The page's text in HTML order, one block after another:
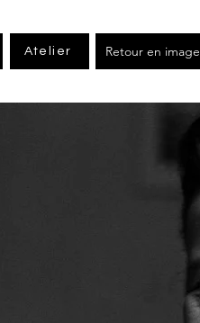
Atelier Retour en image